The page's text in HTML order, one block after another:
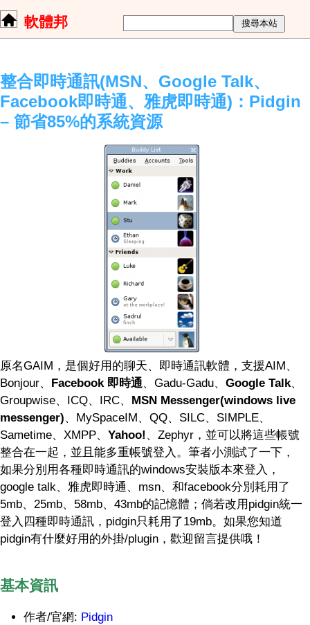
軟體邦
整合即時通訊(MSN、Google Talk、
Facebook即時通、雅虎即時通)：Pidgin
– 節省85%的系統資源
原名GAIM，是個好用的聊天、即時通訊軟體，支援AIM、
Bonjour、 Facebook 即時通、Gadu-Gadu、 Google Talk、
Groupwise、ICQ、IRC、 MSN Messenger(windows live
messenger)、MySpaceIM、QQ、SILC、SIMPLE、
Sametime、XMPP、 Yahoo! 、Zephyr，並可以將這些帳號
整合在一起，並且能多重帳號登入。筆者小測試了一下，
如果分別用各種即時通訊的windows安裝版本來登入，
google talk、雅虎即時通、msn、和facebook分別耗用了
5mb、25mb、58mb、43mb的記憶體；倘若改用pidgin統一
登入四種即時通訊，pidgin只耗用了19mb。如果您知道
pidgin有什麼好用的外掛/plugin，歡迎留言提供哦！
基本資訊
作者/官網: Pidgin